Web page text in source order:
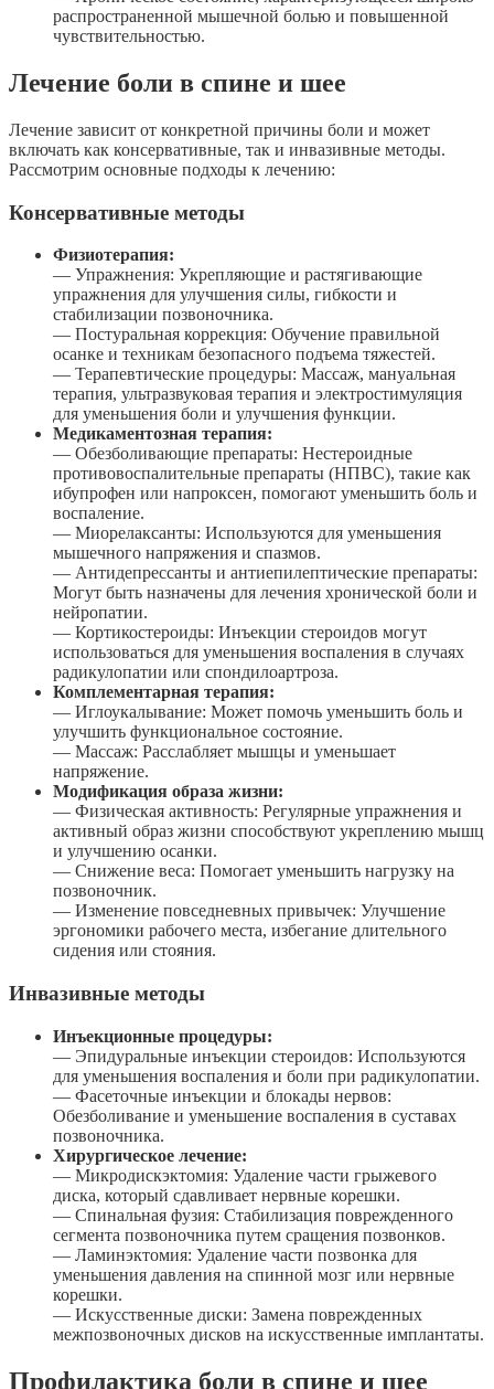
распространенной мышечной болью и повышенной
чувствительностью.
Лечение боли в спине и шее
Лечение зависит от конкретной причины боли и может
включать как консервативные, так и инвазивные методы.
Рассмотрим основные подходы к лечению:
Консервативные методы
Физиотерапия:
— Упражнения: Укрепляющие и растягивающие
упражнения для улучшения силы, гибкости и
стабилизации позвоночника.
— Постуральная коррекция: Обучение правильной
осанке и техникам безопасного подъема тяжестей.
— Терапевтические процедуры: Массаж, мануальная
терапия, ультразвуковая терапия и электростимуляция
для уменьшения боли и улучшения функции.
Медикаментозная терапия:
— Обезболивающие препараты: Нестероидные
противовоспалительные препараты (НПВС), такие как
ибупрофен или напроксен, помогают уменьшить боль и
воспаление.
— Миорелаксанты: Используются для уменьшения
мышечного напряжения и спазмов.
— Антидепрессанты и антиепилептические препараты:
Могут быть назначены для лечения хронической боли и
нейропатии.
— Кортикостероиды: Инъекции стероидов могут
использоваться для уменьшения воспаления в случаях
радикулопатии или спондилоартроза.
Комплементарная терапия:
— Иглоукалывание: Может помочь уменьшить боль и
улучшить функциональное состояние.
— Массаж: Расслабляет мышцы и уменьшает
напряжение.
Модификация образа жизни:
— Физическая активность: Регулярные упражнения и
активный образ жизни способствуют укреплению мышц
и улучшению осанки.
— Снижение веса: Помогает уменьшить нагрузку на
позвоночник.
— Изменение повседневных привычек: Улучшение
эргономики рабочего места, избегание длительного
сидения или стояния.
Инвазивные методы
Инъекционные процедуры:
— Эпидуральные инъекции стероидов: Используются
для уменьшения воспаления и боли при радикулопатии.
— Фасеточные инъекции и блокады нервов:
Обезболивание и уменьшение воспаления в суставах
позвоночника.
Хирургическое лечение:
— Микродискэктомия: Удаление части грыжевого
диска, который сдавливает нервные корешки.
— Спинальная фузия: Стабилизация поврежденного
сегмента позвоночника путем сращения позвонков.
— Ламинэктомия: Удаление части позвонка для
уменьшения давления на спинной мозг или нервные
корешки.
— Искусственные диски: Замена поврежденных
межпозвоночных дисков на искусственные имплантаты.
Профилактика боли в спине и шее